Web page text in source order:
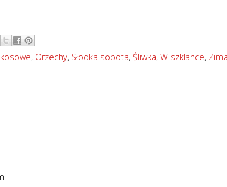
, Orzechy, Słodka sobota, Śliwka, W szklance,